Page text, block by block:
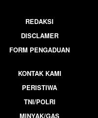
REDAKSI
DISCLAMER
FORM PENGADUAN
KONTAK KAMI
PERISTIWA
TNI/POLRI
MINYAK/GAS